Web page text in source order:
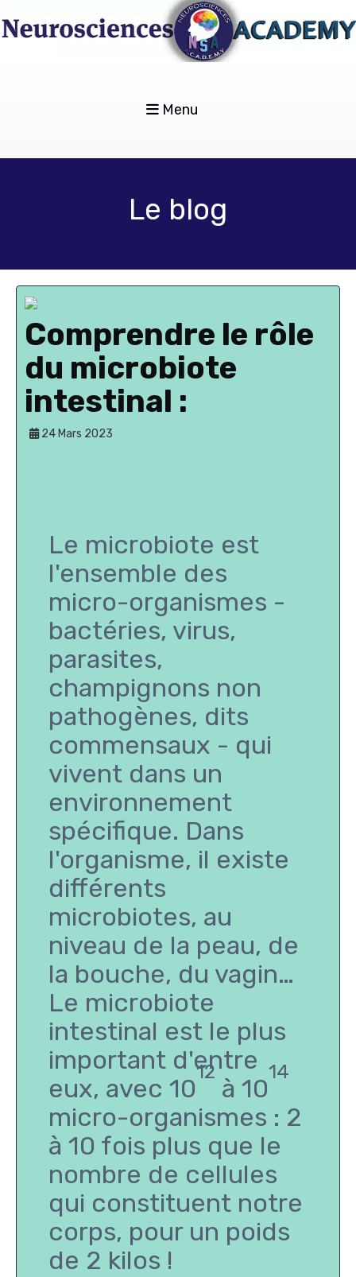
Menu
Le blog
Comprendre le rôle
du microbiote
intestinal :
24 Mars 2023
Le microbiote est
l'ensemble des
micro-organismes -
bactéries, virus,
parasites,
champignons non
pathogènes, dits
commensaux - qui
vivent dans un
environnement
spécifique. Dans
l'organisme, il existe
différents
microbiotes, au
niveau de la peau, de
la bouche, du vagin…
Le microbiote
intestinal est le plus
important d'entre
eux, avec 10
12
à 10
14
micro-organismes : 2
à 10 fois plus que le
nombre de cellules
qui constituent notre
corps, pour un poids
de 2 kilos !